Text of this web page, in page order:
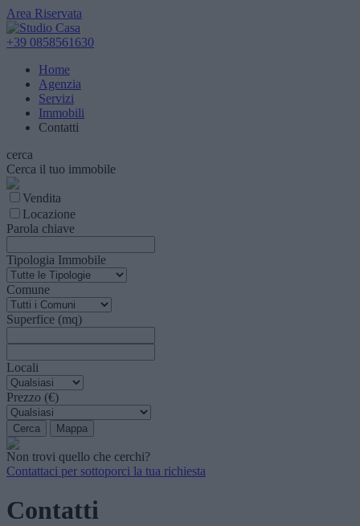
Area Riservata
+39 0858561630
Home
Agenzia
Servizi
Immobili
Contatti
cerca
Cerca il tuo immobile
Vendita
Locazione
Parola chiave
Tipologia Immobile
Comune
Superfice (mq)
Locali
Prezzo (€)
Non trovi quello che cerchi?
Contattaci per sottoporci la tua richiesta
Contatti